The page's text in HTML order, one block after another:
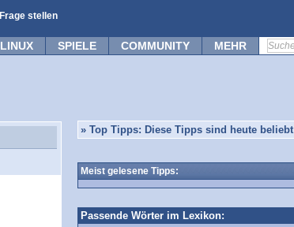
Frage stellen
LINUX SPIELE COMMUNITY MEHR
» Top Tipps: Diese Tipps sind heute beliebt
Meist gelesene Tipps:
Passende Wörter im Lexikon: